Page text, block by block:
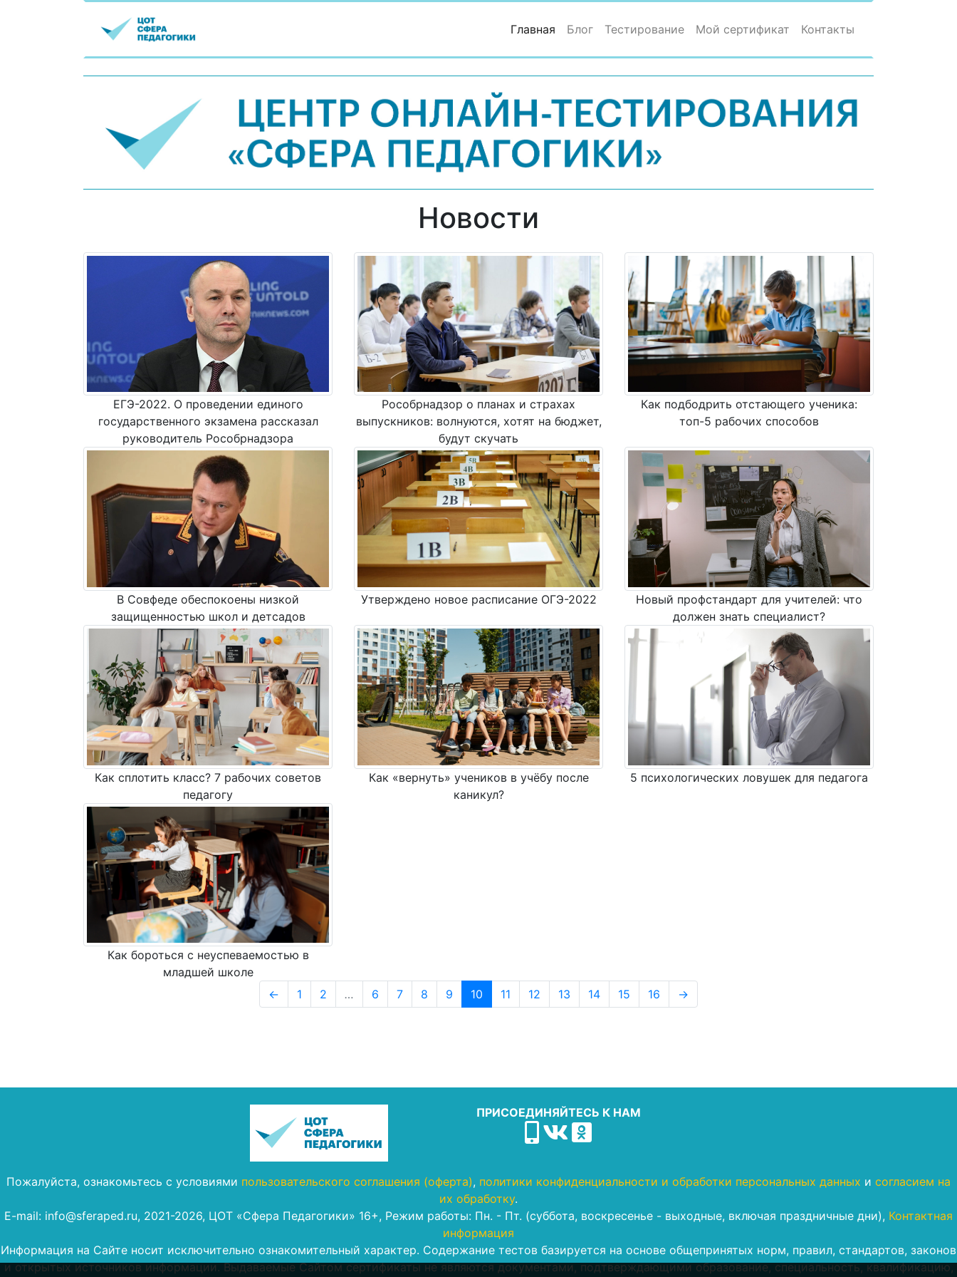
Главная (current)
Блог Тестирование Мой сертификат Контакты
Новости
ЕГЭ-2022. О проведении единого
государственного экзамена рассказал
руководитель Рособрнадзора
Рособрнадзор о планах и страхах
выпускников: волнуются, хотят на бюджет,
будут скучать
Как подбодрить отстающего ученика:
топ-5 рабочих способов
В Совфеде обеспокоены низкой
защищенностью школ и детсадов
Утверждено новое расписание ОГЭ-2022
Новый профстандарт для учителей: что
должен знать специалист?
Как сплотить класс? 7 рабочих советов
педагогу
Как «вернуть» учеников в учёбу после
каникул?
5 психологических ловушек для педагога
Как бороться с неуспеваемостью в
младшей школе
←
1 2 … 6 7 8 9 10 11 12 13 14 15 16 →
ПРИСОЕДИНЯЙТЕСЬ К НАМ
Пожалуйста, ознакомьтесь с условиями пользовательского соглашения (оферта), политики конфиденциальности и обработки персональных данных и согласием на
их обработку.
E-mail: info@sferaped.ru, 2021-2026, ЦОТ «Сфера Педагогики» 16+, Режим работы: Пн. - Пт. (суббота, воскресенье - выходные, включая праздничные дни), Контактная
информация
Информация на Сайте носит исключительно ознакомительный характер. Содержание тестов базируется на основе общепринятых норм, правил, стандартов, законов
и открытых источников информации. Выдаваемые Сайтом сертификаты не являются документами, подтверждающими образование, специальность, квалификацию,